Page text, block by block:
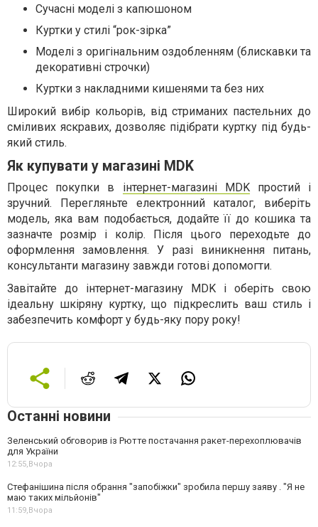
Сучасні моделі з капюшоном
Куртки у стилі “рок-зірка”
Моделі з оригінальним оздобленням (блискавки та
декоративні строчки)
Куртки з накладними кишенями та без них
Широкий вибір кольорів, від стриманих пастельних до
сміливих яскравих, дозволяє підібрати куртку під будь-
який стиль.
Як купувати у магазині MDK
Процес покупки в інтернет-магазині MDKпростий і
зручний. Перегляньте електронний каталог, виберіть
модель, яка вам подобається, додайте її до кошика та
зазначте розмір і колір. Після цього переходьте до
оформлення замовлення. У разі виникнення питань,
консультанти магазину завжди готові допомогти.
Завітайте до інтернет-магазину MDK і оберіть свою
ідеальну шкіряну куртку, що підкреслить ваш стиль і
забезпечить комфорт у будь-яку пору року!
Останні новини
Зеленський обговорив із Рютте постачання ракет-перехоплювачів
для України
12:55,Вчора
Стефанішина після обрання "запобіжки" зробила першу заяву . "Я не
маю таких мільйонів"
11:59,Вчора